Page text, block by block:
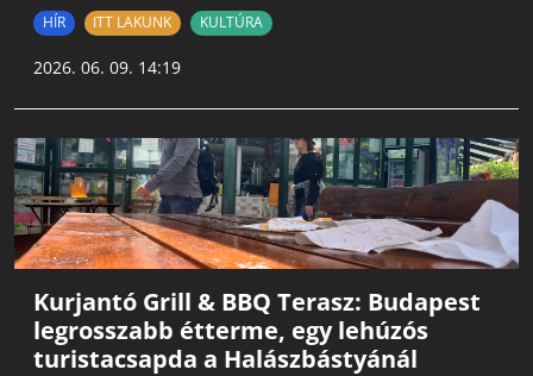
HÍR ITT LAKUNK KULTÚRA
2026. 06. 09. 14:19
Kurjantó Grill & BBQ Terasz: Budapest
legrosszabb étterme, egy lehúzós
turistacsapda a Halászbástyánál